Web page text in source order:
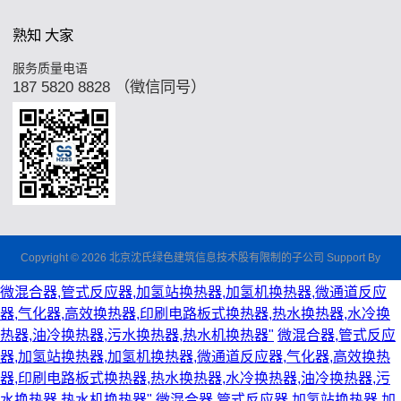
熟知 大家
服务质量电语
187 5820 8828 （徵信同号）
Copyright © 2026 北京沈氏绿色建筑信息技术股有限制的子公司 Support By
微混合器,管式反应器,加氢站换热器,加氢机换热器,微通道反应
器,气化器,高效换热器,印刷电路板式换热器,热水换热器,水冷换
热器,油冷换热器,污水换热器,热水机换热器" 微混合器,管式反应
器,加氢站换热器,加氢机换热器,微通道反应器,气化器,高效换热
器,印刷电路板式换热器,热水换热器,水冷换热器,油冷换热器,污